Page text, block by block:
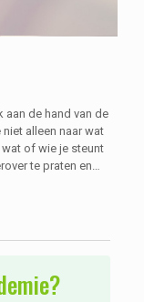
aan de hand van de
alleen naar wat
of wie je steunt
te praten en